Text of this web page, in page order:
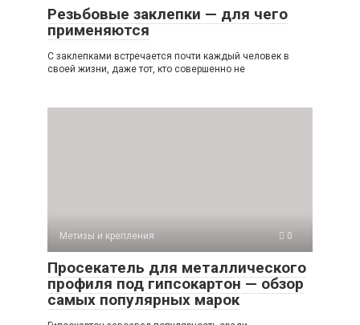
Резьбовые заклепки — для чего
применяются
С заклепками встречается почти каждый человек в
своей жизни, даже тот, кто совершенно не
Метизы и крепления 0
Просекатель для металлического
профиля под гипсокартон — обзор
самых популярных марок